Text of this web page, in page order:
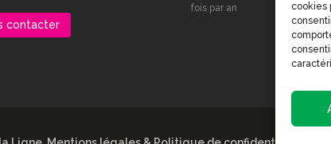
cookies
contacter
fois par an